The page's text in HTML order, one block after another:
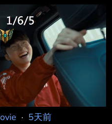
以她是控制彼得的心靈
得的全部(美隊3~無家日)
迷期間應該也在意識裡
來後是先問琴在哪 我承
猜結尾這一段應該有東
的女郎會讓觀眾生氣之
PwcgCZo.png
5ME7esJIODRNx24G
· 5天前